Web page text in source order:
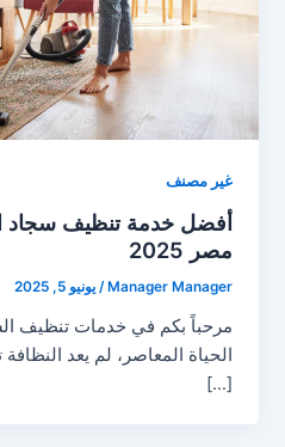
غير مصنف
أفضل خدمة تنظيف سجاد
مصر 2025
Manager Manager
/يونيو 5, 2025
مرحباً بكم في خدمات تنظيف
الحياة المعاصر، لم يعد
[…]